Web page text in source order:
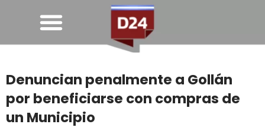
Denuncian penalmente a Gollán
por beneficiarse con compras de
un Municipio